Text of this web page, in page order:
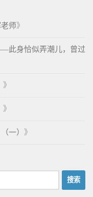
师》
此身恰似弄潮儿，曾过
》
》
一） 》